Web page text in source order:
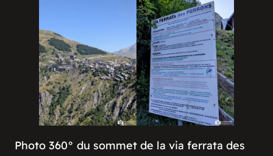
Photo 360° du sommet de la via ferrata des